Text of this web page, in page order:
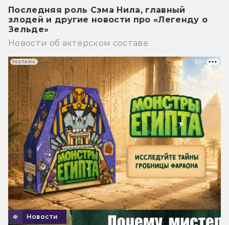
Последняя роль Сэма Нила, главный
злодей и другие новости про «Легенду о
Зельде»
Новости об актёрском составе.
Новости
РЕКЛАМА